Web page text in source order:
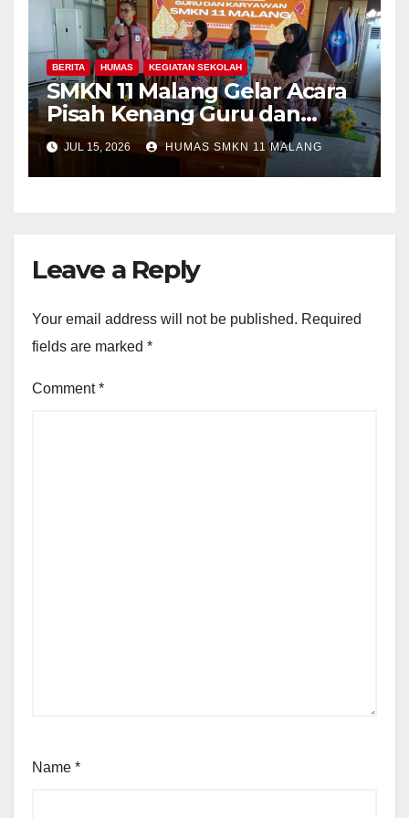
BERITA HUMAS KEGIATAN SEKOLAH
SMKN 11 Malang Gelar Acara
Pisah Kenang Guru dan
Tenaga Kependidikan yang
Purna Tugas dan Mutasi
Tugas
JUL 15, 2026 HUMAS SMKN 11 MALANG
Leave a Reply
Your email address will not be published. Required
fields are marked *
Comment*
Name *